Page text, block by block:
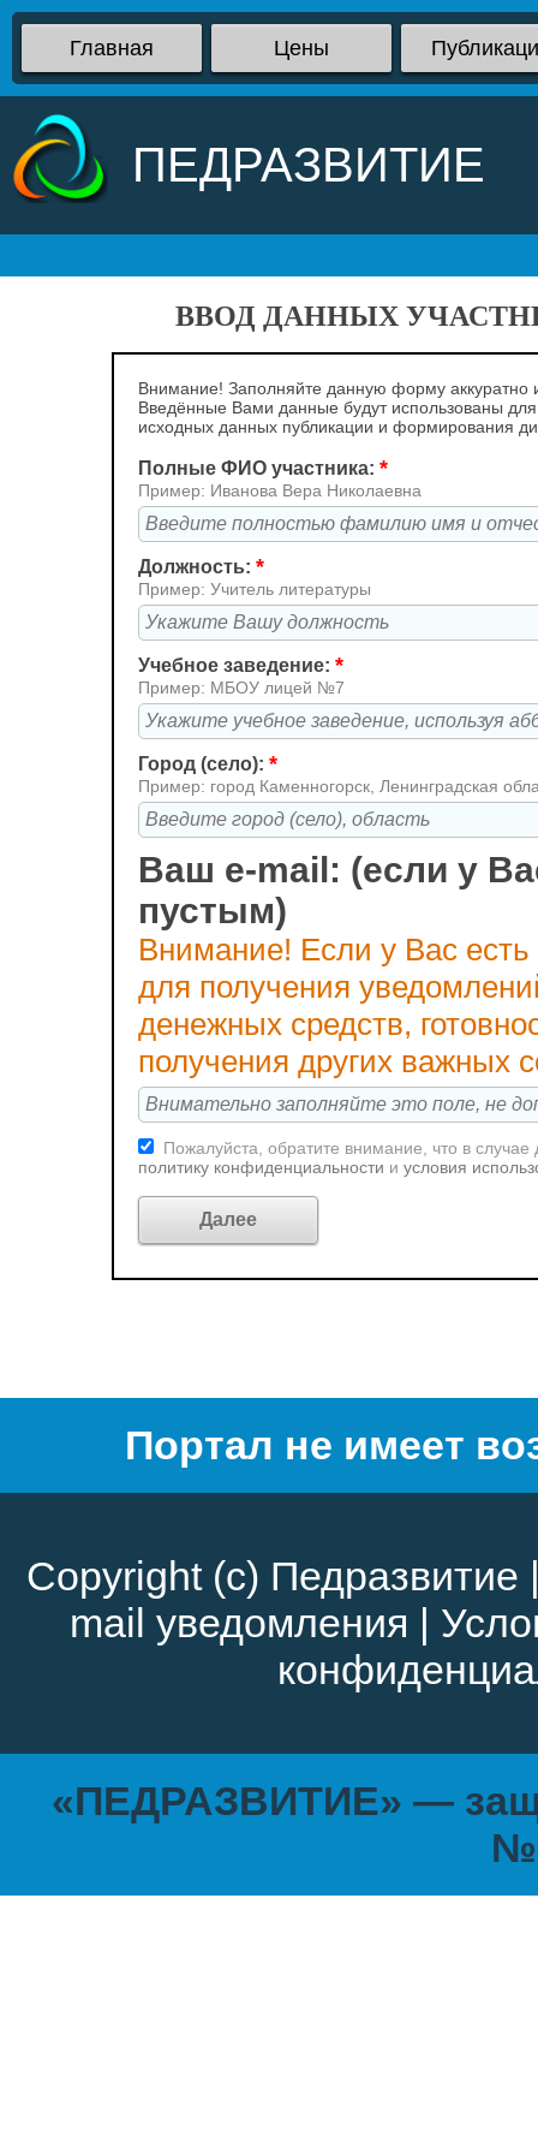
Главная Цены
ПЕДРАЗВИТИЕ
ВВОД ДАННЫХ
Внимание! Заполняйте данную форму аккуратно
Введённые Вами данные будут использованы
исходных данных публикации и формирования
Полные ФИО участника: *
Пример: Иванова Вера Николаевна
Должность: *
Пример: Учитель литературы
Учебное заведение: *
Пример: МБОУ лицей №7
Город (село): *
Пример: город Каменногорск, Ленинградская
Ваш e-mail: (если у
пустым)
Внимание! Если у Вас
для получения
денежных средств,
получения других важных
Пожалуйста, обратите внимание, что в
политику конфиденциальности и условия
Портал не имеет
Copyright (c) Педразвитие
mail уведомления |
«ПЕДРАЗВИТИЕ» —